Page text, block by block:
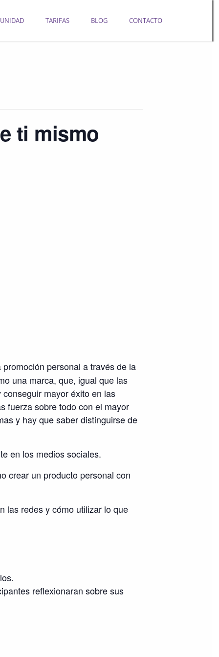
TARIFAS BLOG CONTACTO
ti mismo
personal a través de la
una marca, que, igual que las
mayor éxito en las
fuerza sobre todo con el mayor
y hay que saber distinguirse de
en los medios sociales.
crear un producto personal con
las redes y cómo utilizar lo que
reflexionaran sobre sus